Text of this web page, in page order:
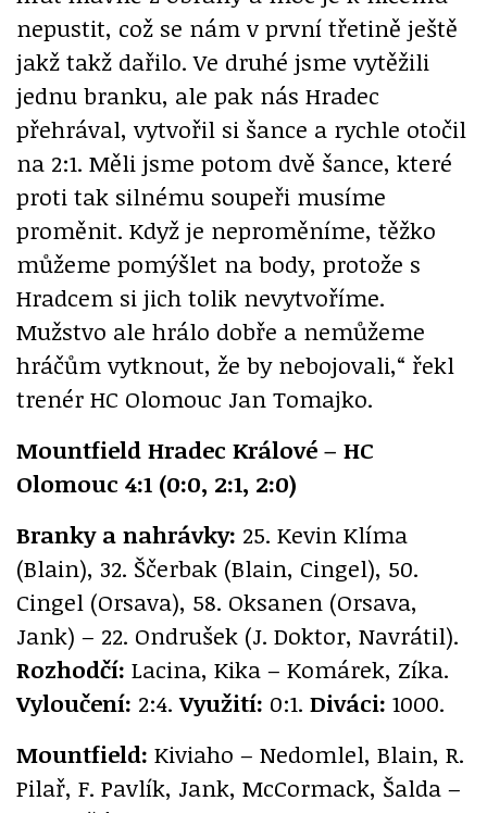
nepustit, což se nám v první třetině ještě
jakž takž dařilo. Ve druhé jsme vytěžili
jednu branku, ale pak nás Hradec
přehrával, vytvořil si šance a rychle otočil
na 2:1. Měli jsme potom dvě šance, které
proti tak silnému soupeři musíme
proměnit. Když je neproměníme, těžko
můžeme pomýšlet na body, protože s
Hradcem si jich tolik nevytvoříme.
Mužstvo ale hrálo dobře a nemůžeme
hráčům vytknout, že by nebojovali,“ řekl
trenér HC Olomouc Jan Tomajko.
Mountfield Hradec Králové – HC
Olomouc 4:1 (0:0, 2:1, 2:0)
Branky a nahrávky: 25. Kevin Klíma
(Blain), 32. Ščerbak (Blain, Cingel), 50.
Cingel (Orsava), 58. Oksanen (Orsava,
Jank) – 22. Ondrušek (J. Doktor, Navrátil).
Rozhodčí: Lacina, Kika – Komárek, Zíka.
Vyloučení: 2:4.Využití: 0:1. Diváci: 1000.
Mountfield: Kiviaho – Nedomlel, Blain, R.
Pilař, F. Pavlík, Jank, McCormack, Šalda –